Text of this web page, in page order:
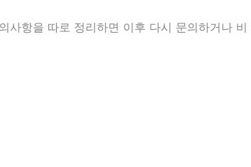
항을 따로 정리하면 이후 다시 문의하거나 비